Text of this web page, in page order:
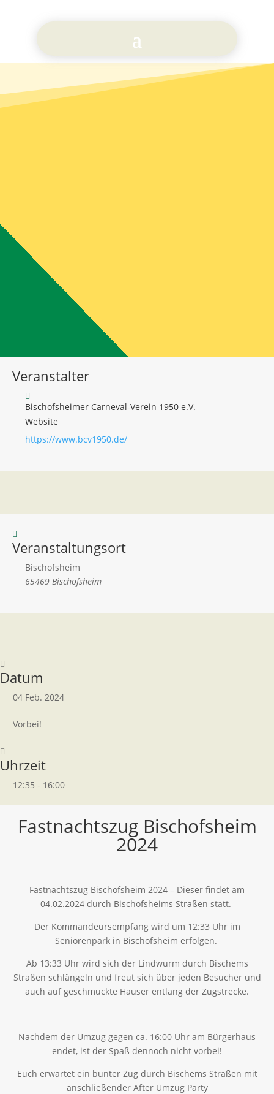
Veranstalter
Bischofsheimer Carneval-Verein 1950 e.V.
Website
https://www.bcv1950.de/
Veranstaltungsort
Bischofsheim
65469 Bischofsheim
Datum
04 Feb. 2024
Vorbei!
Uhrzeit
12:35 - 16:00
Fastnachtszug Bischofsheim
2024
Fastnachtszug Bischofsheim 2024 – Dieser findet am
04.02.2024 durch Bischofsheims Straßen statt.
Der Kommandeursempfang wird um 12:33 Uhr im
Seniorenpark in Bischofsheim erfolgen.
Ab 13:33 Uhr wird sich der Lindwurm durch Bischems
Straßen schlängeln und freut sich über jeden Besucher und
auch auf geschmückte Häuser entlang der Zugstrecke.
Nachdem der Umzug gegen ca. 16:00 Uhr am Bürgerhaus
endet, ist der Spaß dennoch nicht vorbei!
Euch erwartet ein bunter Zug durch Bischems Straßen mit
anschließender After Umzug Party